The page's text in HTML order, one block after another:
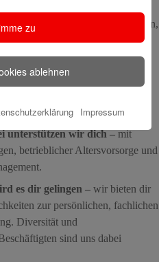
Gleitzeit sowie mobilem Arbeiten,
auf weitere zusätzliche
unserer attraktiven Vergütung
unterstützen wir dich –mit
betrieblicher Altersvorsorge und
es dir gelingen – wir bieten dir
zur persönlichen, fachlichen
Diversität und
sind uns dabei
zu
ablehnen
Impressum